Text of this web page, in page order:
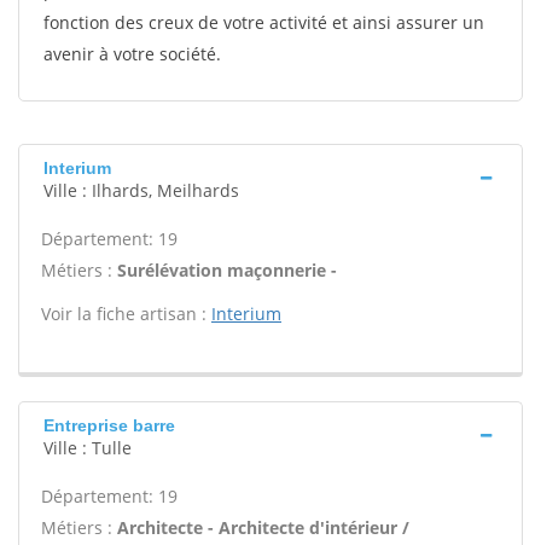
fonction des creux de votre activité et ainsi assurer un
avenir à votre société.
Interium
Ville : Ilhards, Meilhards
Département: 19
Métiers : Surélévation maçonnerie -
Voir la fiche artisan : Interium
Entreprise barre
Ville : Tulle
Département: 19
Métiers : Architecte - Architecte d'intérieur /